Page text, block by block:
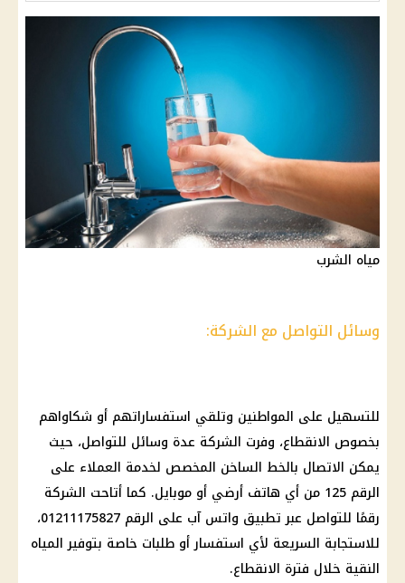
مياه الشرب
وسائل التواصل مع الشركة:
للتسهيل على المواطنين وتلقي استفساراتهم أو شكاواهم
بخصوص الانقطاع، وفرت الشركة عدة وسائل للتواصل، حيث
يمكن الاتصال بالخط الساخن المخصص لخدمة العملاء على
الرقم 125 من أي هاتف أرضي أو موبايل. كما أتاحت الشركة
رقمًا للتواصل عبر تطبيق واتس آب على الرقم 01211175827،
للاستجابة السريعة لأي استفسار أو طلبات خاصة بتوفير المياه
النقية خلال فترة الانقطاع.